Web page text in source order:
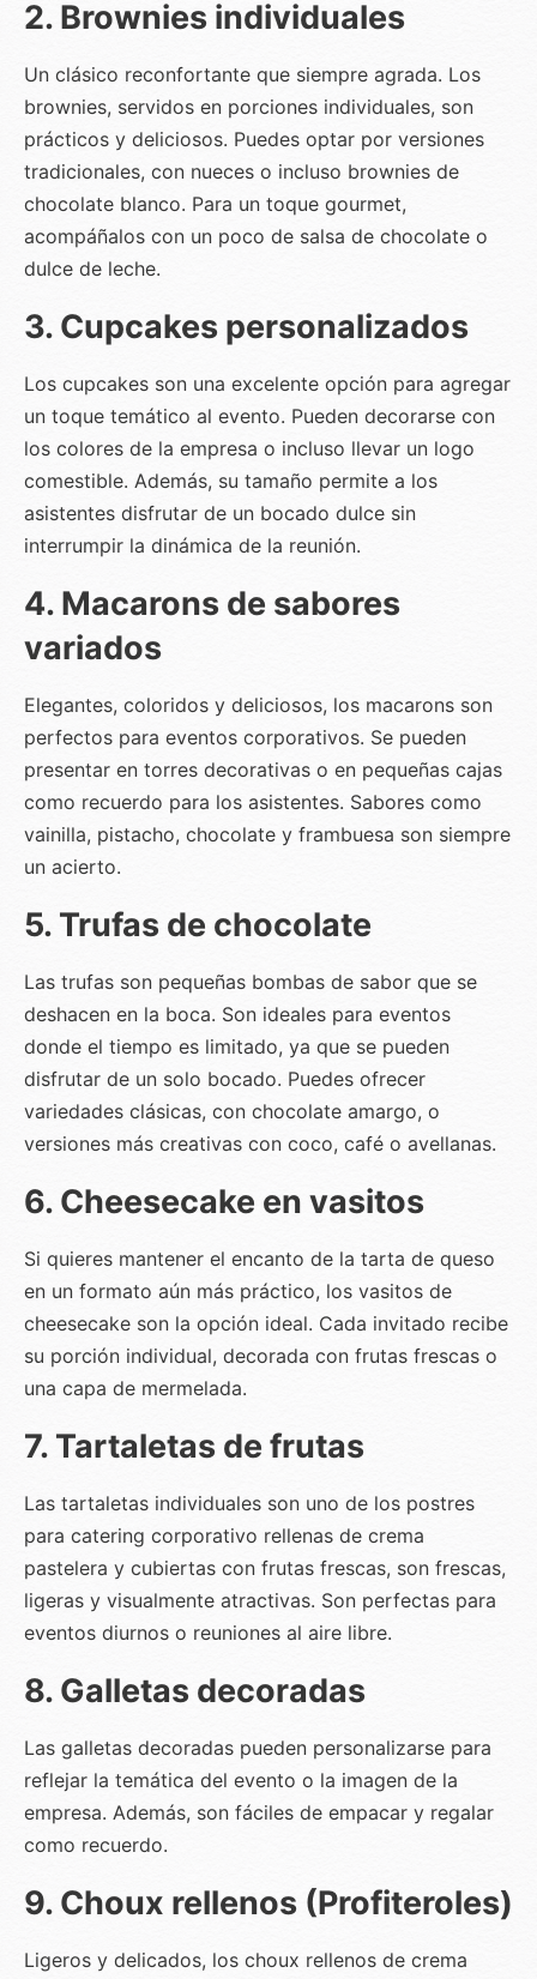
2. Brownies individuales
Un clásico reconfortante que siempre agrada. Los
brownies, servidos en porciones individuales, son
prácticos y deliciosos. Puedes optar por versiones
tradicionales, con nueces o incluso brownies de
chocolate blanco. Para un toque gourmet,
acompáñalos con un poco de salsa de chocolate o
dulce de leche.
3. Cupcakes personalizados
Los cupcakes son una excelente opción para agregar
un toque temático al evento. Pueden decorarse con
los colores de la empresa o incluso llevar un logo
comestible. Además, su tamaño permite a los
asistentes disfrutar de un bocado dulce sin
interrumpir la dinámica de la reunión.
4. Macarons de sabores
variados
Elegantes, coloridos y deliciosos, los macarons son
perfectos para eventos corporativos. Se pueden
presentar en torres decorativas o en pequeñas cajas
como recuerdo para los asistentes. Sabores como
vainilla, pistacho, chocolate y frambuesa son siempre
un acierto.
5. Trufas de chocolate
Las trufas son pequeñas bombas de sabor que se
deshacen en la boca. Son ideales para eventos
donde el tiempo es limitado, ya que se pueden
disfrutar de un solo bocado. Puedes ofrecer
variedades clásicas, con chocolate amargo, o
versiones más creativas con coco, café o avellanas.
6. Cheesecake en vasitos
Si quieres mantener el encanto de la tarta de queso
en un formato aún más práctico, los vasitos de
cheesecake son la opción ideal. Cada invitado recibe
su porción individual, decorada con frutas frescas o
una capa de mermelada.
7. Tartaletas de frutas
Las tartaletas individuales son uno de los postres
para catering corporativo rellenas de crema
pastelera y cubiertas con frutas frescas, son frescas,
ligeras y visualmente atractivas. Son perfectas para
eventos diurnos o reuniones al aire libre.
8. Galletas decoradas
Las galletas decoradas pueden personalizarse para
reflejar la temática del evento o la imagen de la
empresa. Además, son fáciles de empacar y regalar
como recuerdo.
9. Choux rellenos (Profiteroles)
Ligeros y delicados, los choux rellenos de crema